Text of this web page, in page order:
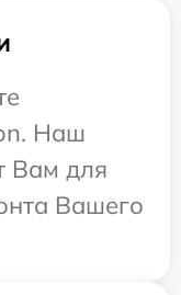
Наш
Вам для
Вашего